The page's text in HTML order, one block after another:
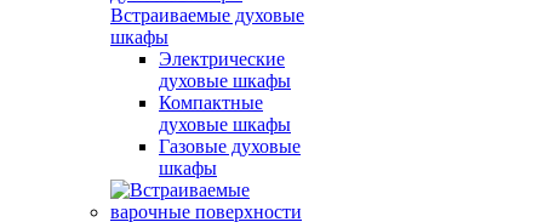
Встраиваемые духовые
шкафы
Электрические
духовые шкафы
Компактные
духовые шкафы
Газовые духовые
шкафы